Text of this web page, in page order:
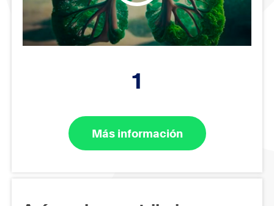
1
Más información